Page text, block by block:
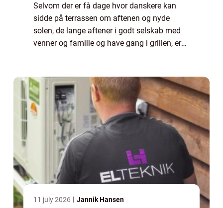
Selvom der er få dage hvor danskere kan
sidde på terrassen om aftenen og nyde
solen, de lange aftener i godt selskab med
venner og familie og have gang i grillen, er
me...
11 july 2026 Jannik Hansen